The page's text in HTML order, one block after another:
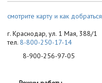
смотрите карту и как добраться
г. Краснодар, ул. 1 Мая, 388/1
тел. 8-800-250-17-14
8-900-256-97-05